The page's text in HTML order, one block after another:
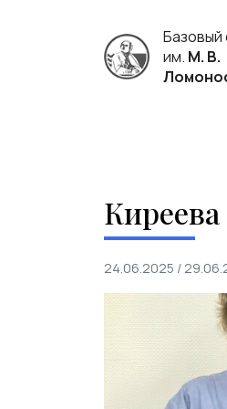
Базовый
им. М. В.
24.06.2025 /